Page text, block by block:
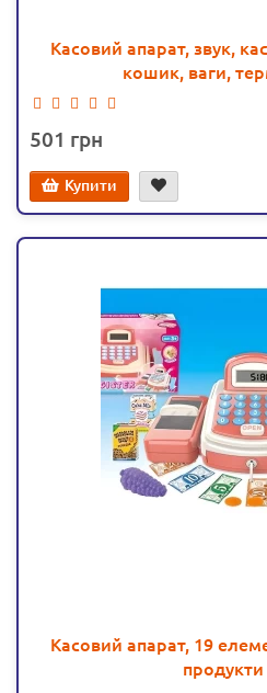
Касовий апарат, звук,
кошик, ваги,
501
Купити
Касовий апарат, 19
продукти